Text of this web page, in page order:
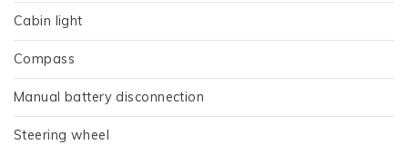
Cabin light
Compass
Manual battery disconnection
Steering wheel